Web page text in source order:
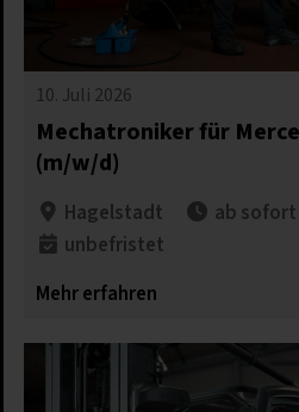
10. Juli 2026
Mechatroniker für
(m/w/d)
Hagelstadt ab sofort
unbefristet
Mehr erfahren